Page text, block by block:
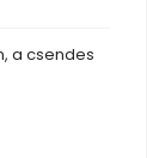
a csendes